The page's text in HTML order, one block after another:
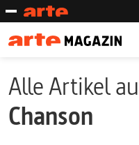
Alle Artikel
Chanson